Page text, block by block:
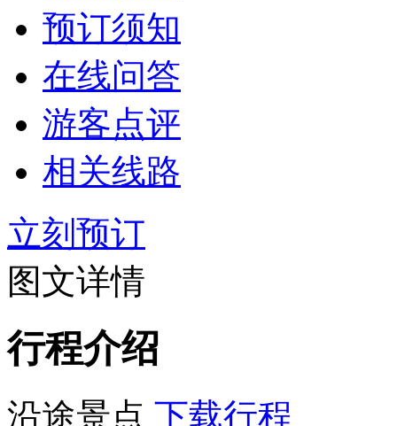
预订须知
在线问答
游客点评
相关线路
立刻预订
图文详情
行程介绍
沿途景点 下载行程